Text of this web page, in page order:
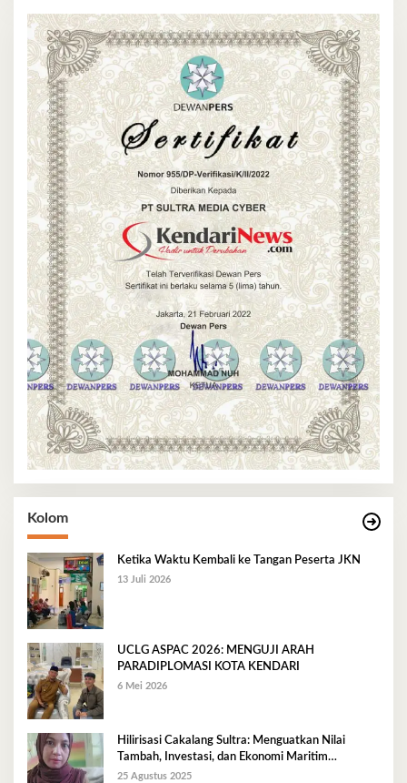
Kolom
Ketika Waktu Kembali ke Tangan Peserta JKN
13 Juli 2026
UCLG ASPAC 2026: MENGUJI ARAH
PARADIPLOMASI KOTA KENDARI
6 Mei 2026
Hilirisasi Cakalang Sultra: Menguatkan Nilai
Tambah, Investasi, dan Ekonomi Maritim
Berkelanjutan
25 Agustus 2025